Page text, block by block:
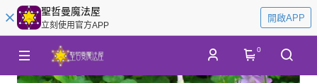
聖哲曼魔法屋
立刻使用官方APP
開啟APP
0